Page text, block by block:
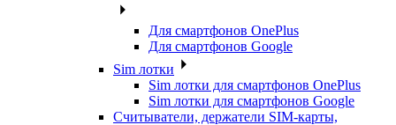
Для смартфонов OnePlus
Для смартфонов Google
Sim лотки
Sim лотки для смартфонов OnePlus
Sim лотки для смартфонов Google
Считыватели, держатели SIM-карты,